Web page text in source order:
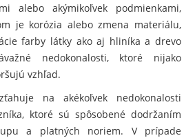
alebo akýmikoľvek podmienkami,
je korózia alebo zmena materiálu,
farby látky ako aj hliníka a drevo
nedokonalosti, ktoré nijako
vzhľad.
na akékoľvek nedokonalosti
ktoré sú spôsobené dodržaním
a platných noriem. V prípade